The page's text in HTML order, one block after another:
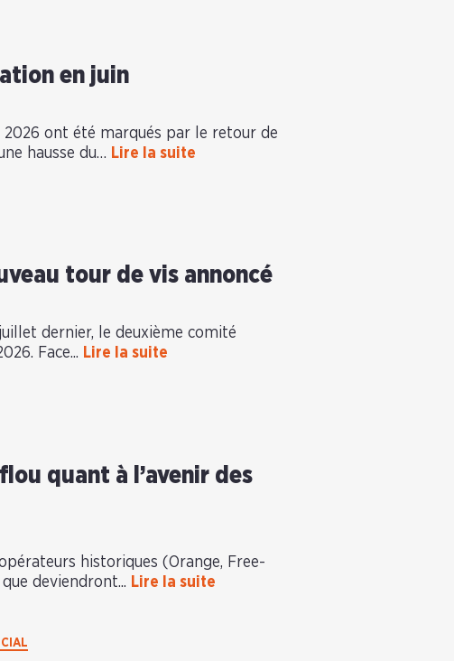
en juin
ont été marqués par le retour de
hausse du… Lire la suite
tour de vis annoncé
dernier, le deuxième comité
Face... Lire la suite
quant à l’avenir des
historiques (Orange, Free-
deviendront... Lire la suite